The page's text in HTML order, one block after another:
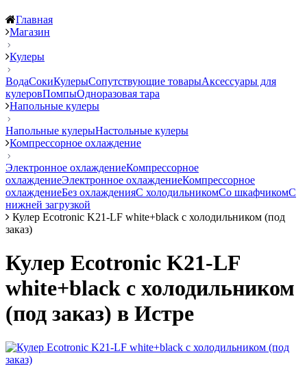
Главная
Магазин
Кулеры
ВодаСокиКулерыСопутствующие товарыАксессуары для
кулеровПомпыОдноразовая тара
Напольные кулеры
Напольные кулерыНастольные кулеры
Компрессорное охлаждение
Электронное охлаждениеКомпрессорное
охлаждениеЭлектронное охлаждениеКомпрессорное
охлаждениеБез охлажденияС холодильникомСо шкафчикомС
нижней загрузкой
Кулер Ecotronic K21-LF white+black с холодильником (под
заказ)
Кулер Ecotronic K21-LF
white+black с холодильником
(под заказ) в Истре